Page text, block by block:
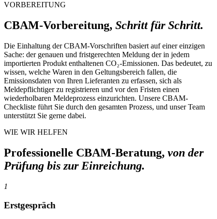
VORBEREITUNG
CBAM-Vorbereitung, Schritt für Schritt.
Die Einhaltung der CBAM-Vorschriften basiert auf einer einzigen
Sache: der genauen und fristgerechten Meldung der in jedem
importierten Produkt enthaltenen CO₂-Emissionen. Das bedeutet, zu
wissen, welche Waren in den Geltungsbereich fallen, die
Emissionsdaten von Ihren Lieferanten zu erfassen, sich als
Meldepflichtiger zu registrieren und vor den Fristen einen
wiederholbaren Meldeprozess einzurichten. Unsere CBAM-
Checkliste führt Sie durch den gesamten Prozess, und unser Team
unterstützt Sie gerne dabei.
WIE WIR HELFEN
Professionelle CBAM-Beratung, von der
Prüfung bis zur Einreichung.
1
Erstgespräch